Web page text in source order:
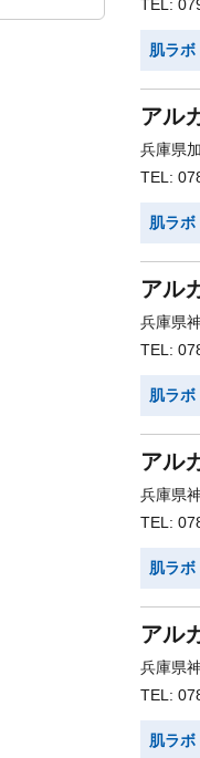
TEL:
肌ラ
アル
兵庫県
TEL:
肌ラ
アル
兵庫県
TEL:
肌ラ
アル
兵庫県
TEL:
肌ラ
アル
兵庫県
TEL:
肌ラ